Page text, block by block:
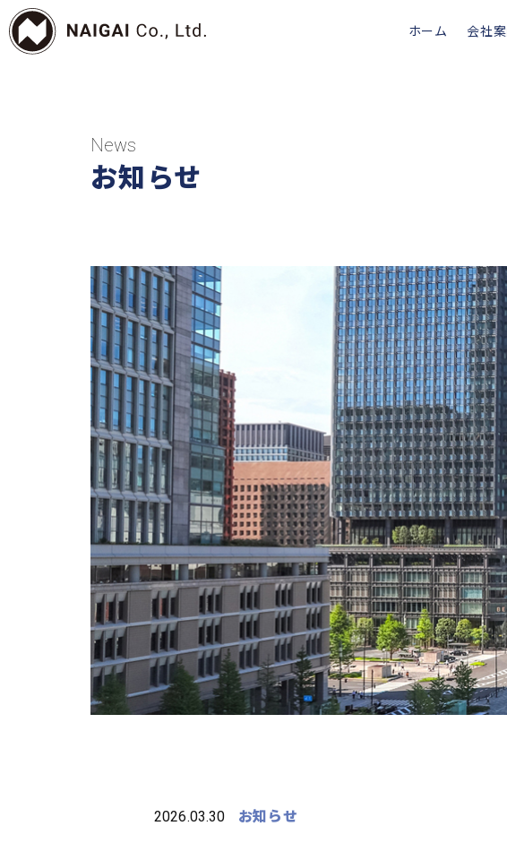
ホーム 会社
News
お知らせ
2026.03.30 お知らせ